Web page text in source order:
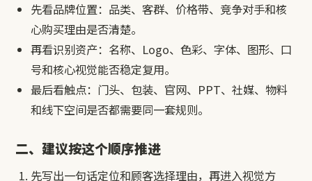
先看品牌位置：品类、客群、价格带、竞争对手和核
心购买理由是否清楚。
再看识别资产：名称、Logo、色彩、字体、图形、口
号和核心视觉能否稳定复用。
最后看触点：门头、包装、官网、PPT、社媒、物料
和线下空间是否都需要同一套规则。
二、建议按这个顺序推进
先写出一句话定位和顾客选择理由，再进入视觉方